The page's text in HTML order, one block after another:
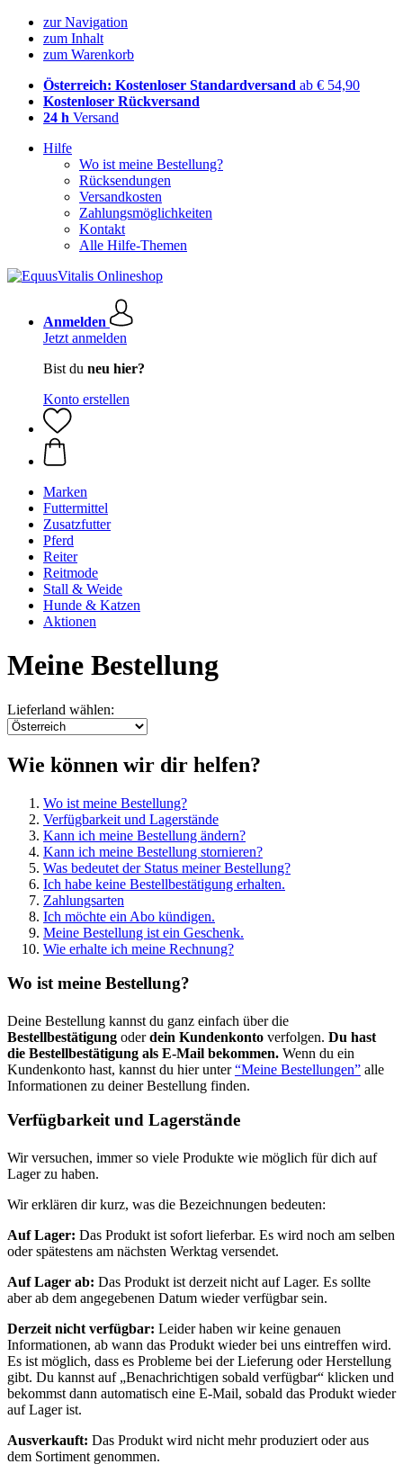
zur Navigation
zum Inhalt
zum Warenkorb
Österreich: Kostenloser Standardversand ab € 54,90
Kostenloser Rückversand
24 h Versand
Hilfe
Wo ist meine Bestellung?
Rücksendungen
Versandkosten
Zahlungsmöglichkeiten
Kontakt
Alle Hilfe-Themen
Anmelden
Jetzt anmelden
Bist du neu hier?
Konto erstellen
Marken
Futtermittel
Zusatzfutter
Pferd
Reiter
Reitmode
Stall & Weide
Hunde & Katzen
Aktionen
Meine Bestellung
Lieferland wählen:
Wie können wir dir helfen?
Wo ist meine Bestellung?
Verfügbarkeit und Lagerstände
Kann ich meine Bestellung ändern?
Kann ich meine Bestellung stornieren?
Was bedeutet der Status meiner Bestellung?
Ich habe keine Bestellbestätigung erhalten.
Zahlungsarten
Ich möchte ein Abo kündigen.
Meine Bestellung ist ein Geschenk.
Wie erhalte ich meine Rechnung?
Wo ist meine Bestellung?
Deine Bestellung kannst du ganz einfach über die
Bestellbestätigung oderdein Kundenkonto verfolgen. Du hast
die Bestellbestätigung als E-Mail bekommen. Wenn du ein
Kundenkonto hast, kannst du hier unter“Meine Bestellungen” alle
Informationen zu deiner Bestellung finden.
Verfügbarkeit und Lagerstände
Wir versuchen, immer so viele Produkte wie möglich für dich auf
Lager zu haben.
Wir erklären dir kurz, was die Bezeichnungen bedeuten:
Auf Lager: Das Produkt ist sofort lieferbar. Es wird noch am selben
oder spätestens am nächsten Werktag versendet.
Auf Lager ab: Das Produkt ist derzeit nicht auf Lager. Es sollte
aber ab dem angegebenen Datum wieder verfügbar sein.
Derzeit nicht verfügbar: Leider haben wir keine genauen
Informationen, ab wann das Produkt wieder bei uns eintreffen wird.
Es ist möglich, dass es Probleme bei der Lieferung oder Herstellung
gibt. Du kannst auf „Benachrichtigen sobald verfügbar“ klicken und
bekommst dann automatisch eine E-Mail, sobald das Produkt wieder
auf Lager ist.
Ausverkauft: Das Produkt wird nicht mehr produziert oder aus
dem Sortiment genommen.